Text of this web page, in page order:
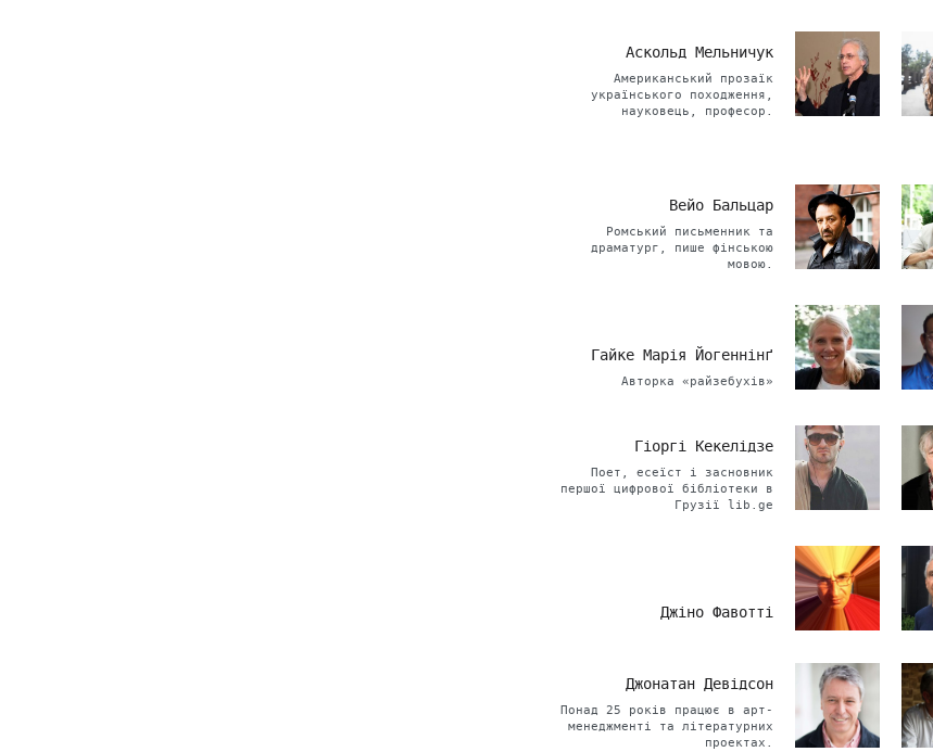
Аскольд Мельничук
Американський прозаїк
українського походження,
науковець, професор.
Вейо Бальцар
Ромський письменник та
драматург, пише фінською
мовою.
Гайке Марія Йогеннінґ
Авторка «райзебухів»
Гіоргі Кекелідзе
Поет, есеїст і засновник
першої цифрової бібліотеки в
Грузії lib.ge
Джіно Фавотті
Джонатан Девідсон
Понад 25 років працює в арт-
менеджменті та літературних
проектах.